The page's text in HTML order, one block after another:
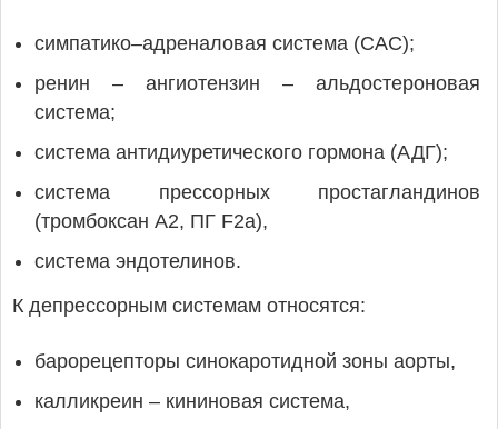
симпатико–адреналовая система (САС);
ренин – ангиотензин – альдостероновая
система;
система антидиуретического гормона (АДГ);
система прессорных простагландинов
(тромбоксан А2, ПГ F2a),
система эндотелинов.
К депрессорным системам относятся:
барорецепторы синокаротидной зоны аорты,
калликреин – кининовая система,